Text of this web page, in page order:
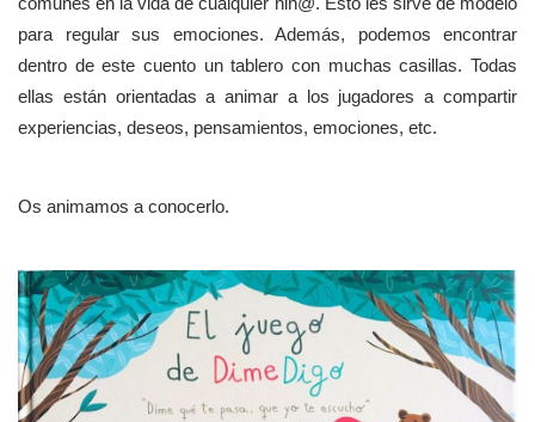
para regular sus emociones. Además, podemos encontrar
dentro de este cuento un tablero con muchas casillas. Todas
ellas están orientadas a animar a los jugadores a compartir
experiencias, deseos, pensamientos, emociones, etc.
Os animamos a conocerlo.